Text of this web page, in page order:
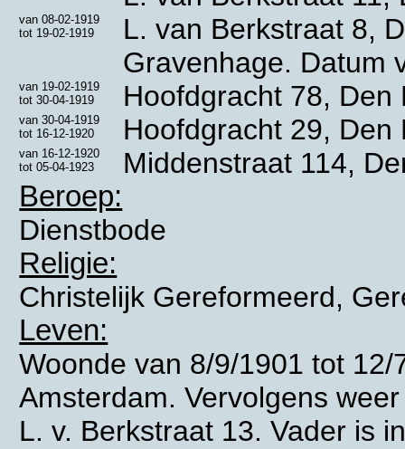
van08-02-1919
tot 19-02-1919
L. van Berkstraat 8,
Gravenhage. Datum
van 19-02-1919
tot30-04-1919 Hoofdgracht 78, Den
van30-04-1919
tot 16-12-1920 Hoofdgracht 29, Den
van 16-12-1920
tot05-04-1923
Middenstraat 114,
Beroep:
Dienstbode
Religie:
Christelijk Gereformeerd,
Leven:
Woonde van 8/9/1901 tot
Amsterdam. Vervolgens
L. v. Berkstraat 13. Vader is